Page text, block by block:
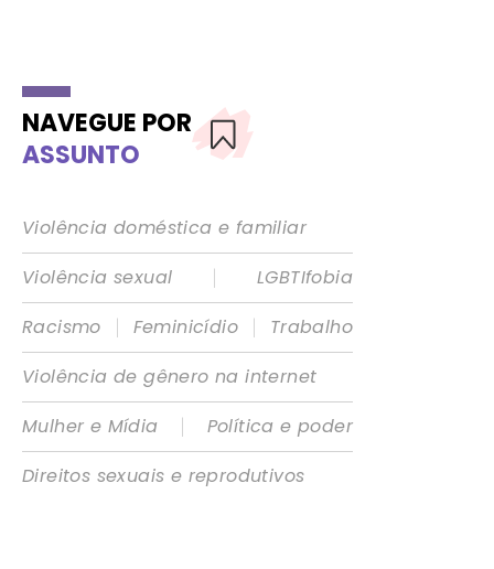
NAVEGUE POR
ASSUNTO
Violência doméstica e familiar
Violência sexual
|
LGBTIfobia
Racismo
| Feminicídio |
Trabalho
Violência de gênero na internet
Mulher e Mídia
|
Política e poder
Direitos sexuais e reprodutivos